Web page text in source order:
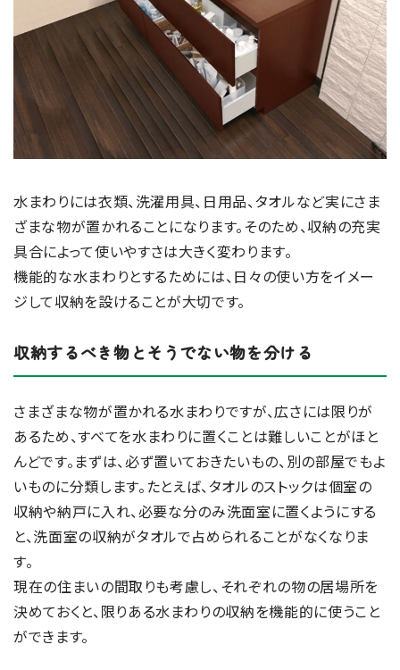
水まわりには衣類、洗濯用具、日用品、タオルなど実にさま
ざまな物が置かれることになります。そのため、収納の充実
具合によって使いやすさは大きく変わります。
機能的な水まわりとするためには、日々の使い方をイメー
ジして収納を設けることが大切です。
収納するべき物とそうでない物を分ける
さまざまな物が置かれる水まわりですが、広さには限りが
あるため、すべてを水まわりに置くことは難しいことがほと
んどです。まずは、必ず置いておきたいもの、別の部屋でもよ
いものに分類します。たとえば、タオルのストックは個室の
収納や納戸に入れ、必要な分のみ洗面室に置くようにする
と、洗面室の収納がタオルで占められることがなくなりま
す。
現在の住まいの間取りも考慮し、それぞれの物の居場所を
決めておくと、限りある水まわりの収納を機能的に使うこと
ができます。